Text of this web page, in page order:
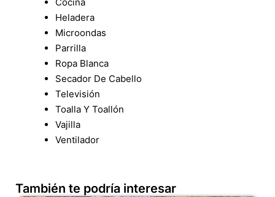
Cocina
Heladera
Microondas
Parrilla
Ropa Blanca
Secador De Cabello
Televisión
Toalla Y Toallón
Vajilla
Ventilador
También te podría interesar